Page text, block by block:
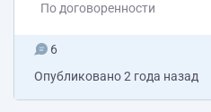
пользовательского
По договоренности
6
Опубликовано2 года назад